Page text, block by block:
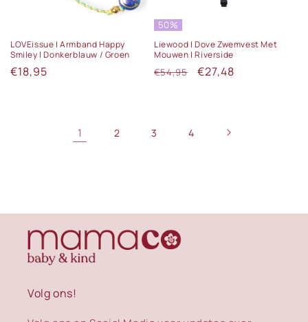
LOVEissue | Armband Happy
Smiley | Donkerblauw / Groen
Normale
€18,95
50%
Liewood | Dove Zwemvest Met
Mouwen | Riverside
Normale
€54,95 Aanbiedingsprijs
€27,48
1 2 3 4
Volg ons!